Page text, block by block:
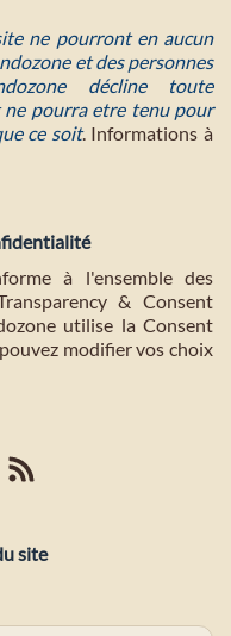
ne pourront en aucun
et des personnes
décline toute
ne pourra etre tenu pour
ce soit. Informations à
à l'ensemble des
& Consent
utilise la Consent
modifier vos choix
site